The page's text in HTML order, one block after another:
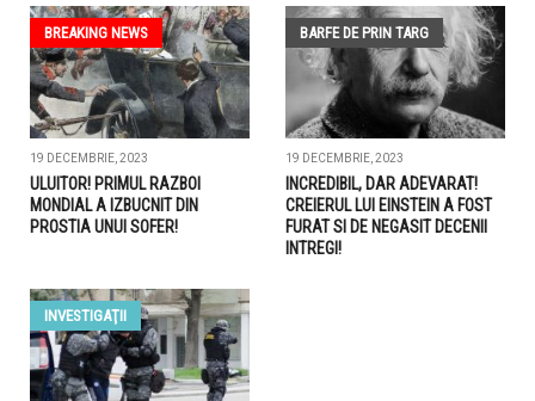
BREAKING NEWS
19 DECEMBRIE, 2023
ULUITOR! PRIMUL RAZBOI
MONDIAL A IZBUCNIT DIN
PROSTIA UNUI SOFER!
BARFE DE PRIN TARG
19 DECEMBRIE, 2023
INCREDIBIL, DAR ADEVARAT!
CREIERUL LUI EINSTEIN A FOST
FURAT SI DE NEGASIT DECENII
INTREGI!
INVESTIGAŢII